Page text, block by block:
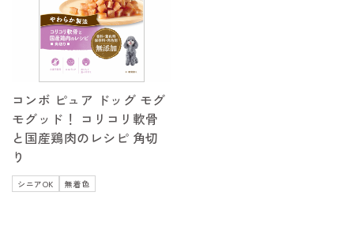
コンボ ピュア ドッグ モグ
モグッド！ コリコリ軟骨
と国産鶏肉のレシピ 角切
り
シニアOK 無着色